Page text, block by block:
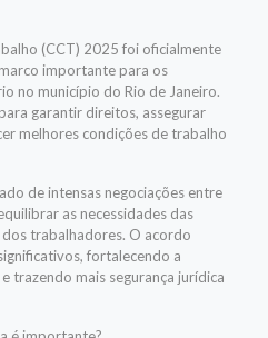
(CCT) 2025 foi oficialmente
importante para os
no município do Rio de Janeiro.
garantir direitos, assegurar
melhores condições de trabalho
de intensas negociações entre
as necessidades das
trabalhadores. O acordo
fortalecendo a
trazendo mais segurança jurídica